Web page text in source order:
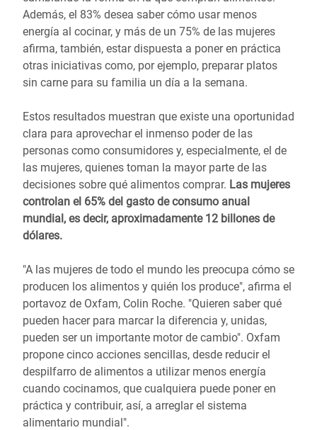
Además, el 83% desea saber cómo usar menos
energía al cocinar, y más de un 75% de las mujeres
afirma, también, estar dispuesta a poner en práctica
otras iniciativas como, por ejemplo, preparar platos
sin carne para su familia un día a la semana.
Estos resultados muestran que existe una oportunidad
clara para aprovechar el inmenso poder de las
personas como consumidores y, especialmente, el de
las mujeres, quienes toman la mayor parte de las
decisiones sobre qué alimentos comprar. Las mujeres
controlan el 65% del gasto de consumo anual
mundial, es decir, aproximadamente 12 billones de
dólares.
"A las mujeres de todo el mundo les preocupa cómo se
producen los alimentos y quién los produce", afirma el
portavoz de Oxfam, Colin Roche. "Quieren saber qué
pueden hacer para marcar la diferencia y, unidas,
pueden ser un importante motor de cambio". Oxfam
propone cinco acciones sencillas, desde reducir el
despilfarro de alimentos a utilizar menos energía
cuando cocinamos, que cualquiera puede poner en
práctica y contribuir, así, a arreglar el sistema
alimentario mundial".